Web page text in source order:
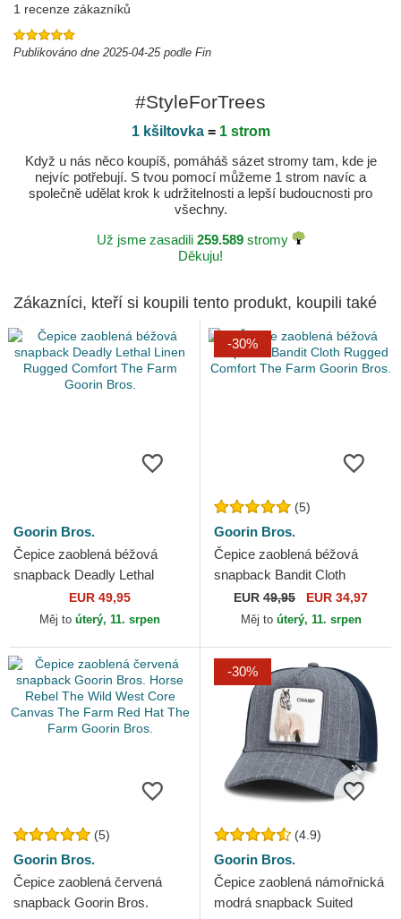
1 recenze zákazníků
Publikováno dne 2025-04-25 podle Fin
#StyleForTrees
1 kšiltovka= 1 strom
Když u nás něco koupíš, pomáháš sázet stromy tam, kde je
nejvíc potřebují. S tvou pomocí můžeme 1 strom navíc a
společně udělat krok k udržitelnosti a lepší budoucnosti pro
všechny.
Už jsme zasadili 259.589stromy
Děkuju!
Zákazníci, kteří si koupili tento produkt, koupili také
Goorin Bros.
Čepice zaoblená béžová
snapback Deadly Lethal
Linen Rugged Comfort The
Farm Goorin Bros.
EUR 49,95
Měj to úterý, 11. srpen
-30%
(5)
Goorin Bros.
Čepice zaoblená béžová
snapback Bandit Cloth
Rugged Comfort The Farm
Goorin Bros.
EUR 49,95 EUR 34,97
Měj to úterý, 11. srpen
(5)
Goorin Bros.
Čepice zaoblená červená
snapback Goorin Bros.
-30%
(4.9)
Goorin Bros.
Čepice zaoblená námořnická
modrá snapback Suited